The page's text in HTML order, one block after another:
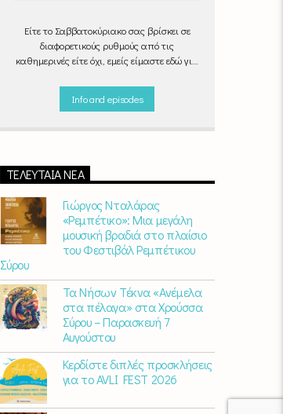
Είτε το Σαββατοκύριακο σας βρίσκει σε
διαφορετικούς ρυθμούς από τις
καθημερινές είτε όχι, εμείς είμαστε εδώ για
μέρες της εβδομάδας, δημιουργώντας μία
μελωδική συνήθεια για ό,τι κι αν κάνετε.
Info and episodes
ΤΕΛΕΥΤΑΊΑ ΝΈΑ
Γιώργος Νταλάρας
«Ρεμπέτικο»: Μια μεγάλη
μουσική βραδιά στο πλαίσιο
του Φεστιβάλ Ρεμπέτικου
Σύρου
Τα Νήσων Τέκνα «Ανέμελα
στα πέλαγα» στα Χρούσσα
Σύρου – Παρασκευή 7
Αυγούστου
Κερδίστε διπλές προσκλήσεις
για το AVLI FEST 2026